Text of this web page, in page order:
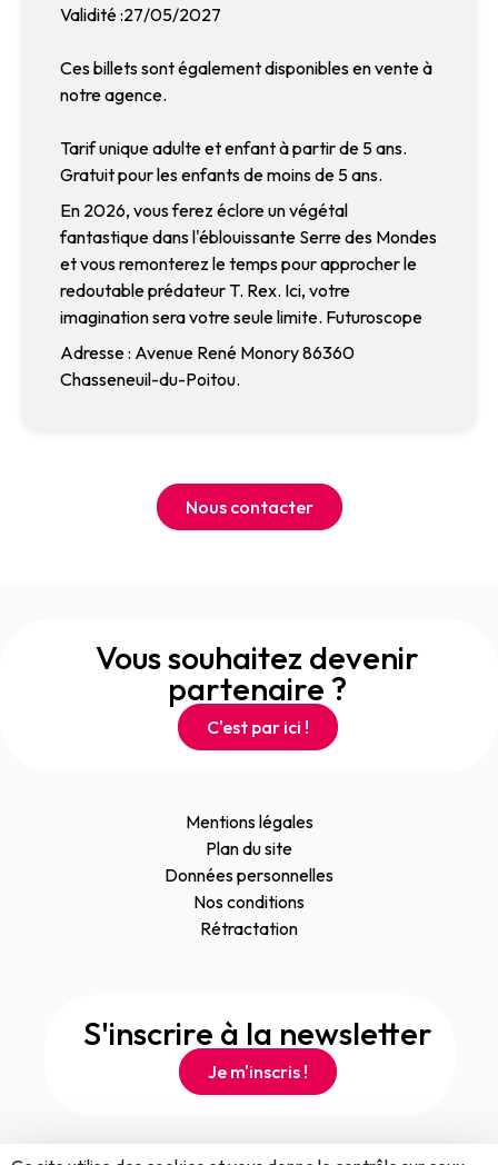
Validité :27/05/2027
Ces billets sont également disponibles en vente à
notre agence.
Tarif unique adulte et enfant à partir de 5 ans.
Gratuit pour les enfants de moins de 5 ans.
En 2026, vous ferez éclore un végétal
fantastique dans l'éblouissante Serre des Mondes
et vous remonterez le temps pour approcher le
redoutable prédateur T. Rex. Ici, votre
imagination sera votre seule limite. Futuroscope
Adresse : Avenue René Monory 86360
Chasseneuil-du-Poitou.
Nous contacter
Vous souhaitez devenir
partenaire ?
C'est par ici !
Mentions légales
Plan du site
Données personnelles
Nos conditions
Rétractation
S'inscrire à la newsletter
Je m'inscris !